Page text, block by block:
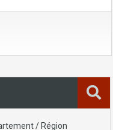
/ Région